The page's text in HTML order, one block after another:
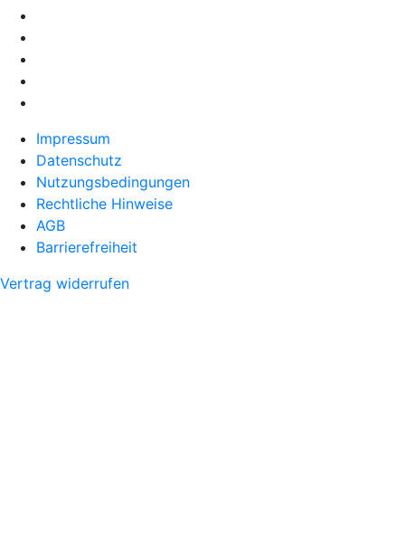
Impressum
Datenschutz
Nutzungsbedingungen
Rechtliche Hinweise
AGB
Barrierefreiheit
Vertrag widerrufen